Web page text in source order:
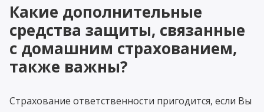
Какие дополнительные
средства защиты, связанные
с домашним страхованием,
также важны?
Страхование ответственности пригодится, если Вы